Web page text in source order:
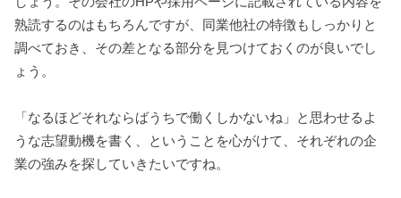
熟読するのはもちろんですが、同業他社の特徴もしっかりと
調べておき、その差となる部分を見つけておくのが良いでし
ょう。
「なるほどそれならばうちで働くしかないね」と思わせるよ
うな志望動機を書く、ということを心がけて、それぞれの企
業の強みを探していきたいですね。